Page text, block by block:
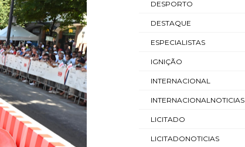
DESPORTO
DESTAQUE
ESPECIALISTAS
IGNIÇÃO
INTERNACIONAL
INTERNACIONALNOTICIAS
LICITADO
LICITADONOTICIAS